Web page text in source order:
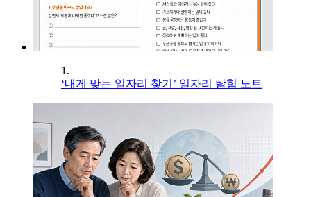
1.
‘내게 맞는 일자리 찾기’ 일자리 탐험 노트